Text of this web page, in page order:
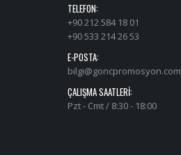
TELEFON:
+90 212 584 18 01
+90 533 214 26 53
E-POSTA:
bilgi@goncpromosyon.com
ÇALIŞMA SAATLERI:
Pzt - Cmt / 8:30 - 18:00